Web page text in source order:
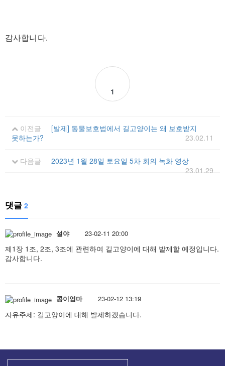
감사합니다.
1
이전글
[발제] 동물보호법에서 길고양이는 왜 보호받지
못하는가?
23.02.11
다음글
2023년 1월 28일 토요일 5차 회의 녹화 영상
23.01.29
댓글 2
설야 23-02-11 20:00
제1장 1조, 2조, 3조에 관련하여 길고양이에 대해 발제할 예정입니다.
감사합니다.
콩이엄마 23-02-12 13:19
자유주제: 길고양이에 대해 발제하겠습니다.